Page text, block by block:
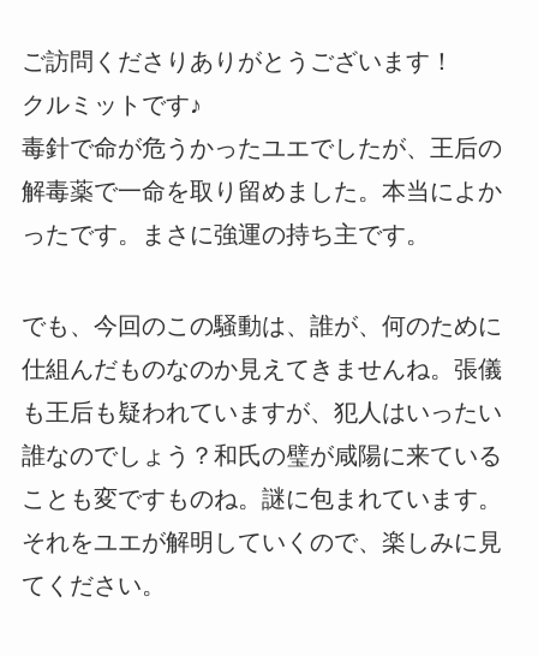
ご訪問くださりありがとうございます！
クルミットです♪
毒針で命が危うかったユエでしたが、王后の
解毒薬で一命を取り留めました。本当によか
ったです。まさに強運の持ち主です。
でも、今回のこの騒動は、誰が、何のために
仕組んだものなのか見えてきませんね。張儀
も王后も疑われていますが、犯人はいったい
誰なのでしょう？和氏の璧が咸陽に来ている
ことも変ですものね。謎に包まれています。
それをユエが解明していくので、楽しみに見
てください。